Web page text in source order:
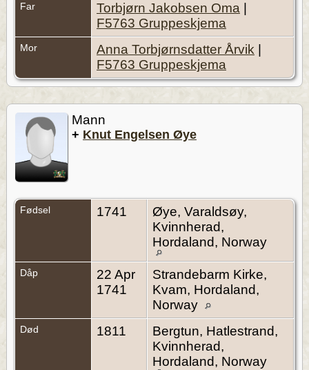
Far Torbjørn Jakobsen Oma
F5763 Gruppeskjema
Mor Anna Torbjørnsdatter Årvik
F5763 Gruppeskjema
Mann
+ Knut Engelsen Øye
Fødsel 1741
Øye, Varaldsøy,
Kvinnherad,
Hordaland, Norway
Dåp
22 Apr
1741
Strandebarm Kirke,
Kvam, Hordaland,
Norway
Død 1811
Bergtun, Hatlestrand,
Kvinnherad,
Hordaland, Norway